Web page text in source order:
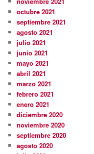
octubre 2021
septiembre 2021
agosto 2021
julio 2021
junio 2021
mayo 2021
abril 2021
marzo 2021
febrero 2021
enero 2021
diciembre 2020
noviembre 2020
septiembre 2020
agosto 2020